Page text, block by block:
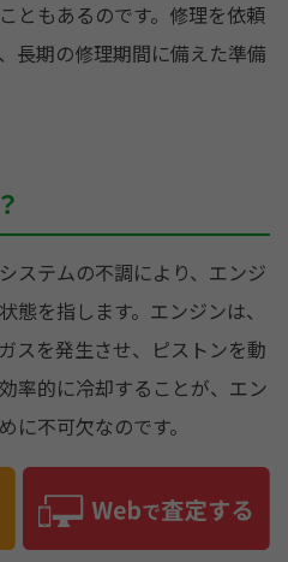
ともあるのです。修理を依頼
長期の修理期間に備えた準備
ステムの不調により、エンジ
態を指します。エンジンは、
スを発生させ、ピストンを動
率的に冷却することが、エン
に不可欠なのです。
ーターポンプの故障、サーモ
、冷却システムが正常に作動